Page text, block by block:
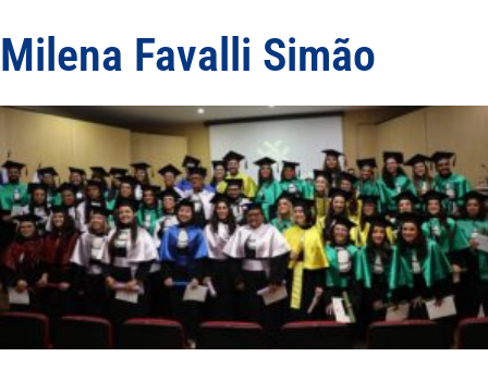
Milena Favalli Simão